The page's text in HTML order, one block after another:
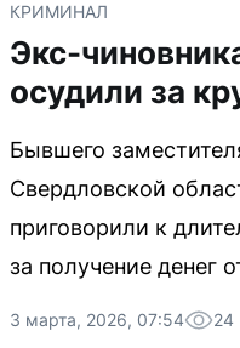
КРИМИНАЛ
Экс-
осудили за
Бывшего
Свердловской
приговорили к
за получение денег
3 марта, 2026, 07:54 24